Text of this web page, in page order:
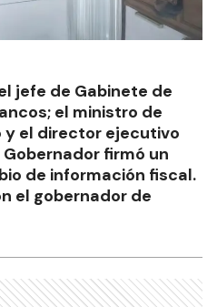
jefe de Gabinete de
el ministro de
y el director ejecutivo
Gobernador firmó un
de información fiscal.
el gobernador de